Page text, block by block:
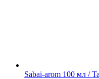
Sabai-arom 100 мл /